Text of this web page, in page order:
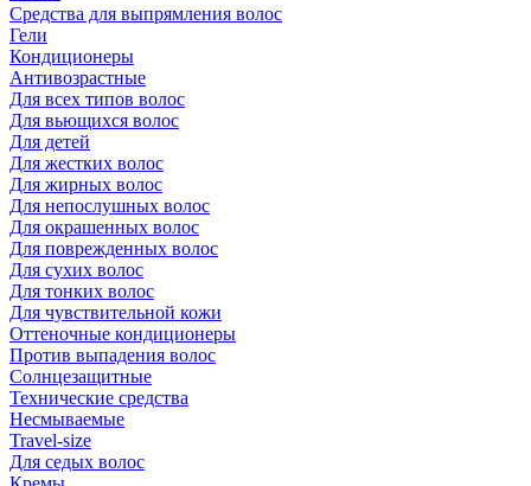
Средства для выпрямления волос
Гели
Кондиционеры
Антивозрастные
Для всех типов волос
Для вьющихся волос
Для детей
Для жестких волос
Для жирных волос
Для непослушных волос
Для окрашенных волос
Для поврежденных волос
Для сухих волос
Для тонких волос
Для чувствительной кожи
Оттеночные кондиционеры
Против выпадения волос
Солнцезащитные
Технические средства
Несмываемые
Travel-size
Для седых волос